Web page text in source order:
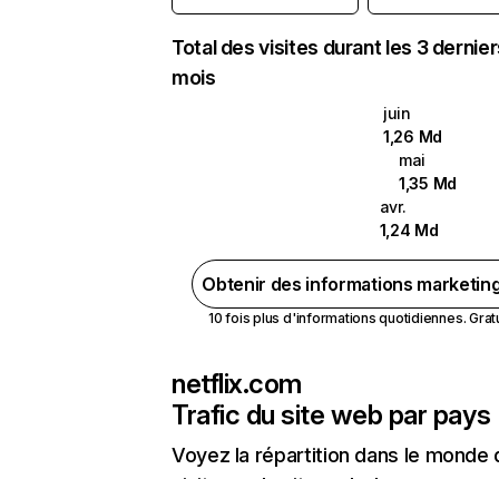
Total des visites durant les 3
mois
juin
1,26 Md
mai
1,35 Md
avr.
1,24 Md
Obtenir des informations
10 fois plus d'informations quotidiennes.
netflix.com
Trafic du site web par pays
Voyez la répartition dans le monde